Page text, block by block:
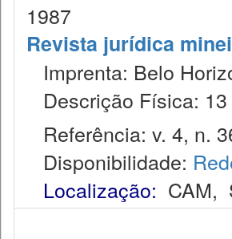
1987
Revista jurídica
Imprenta: Belo
Descrição Física: 13
Referência: v. 4, n.
Disponibilidade:
Localização: CAM,